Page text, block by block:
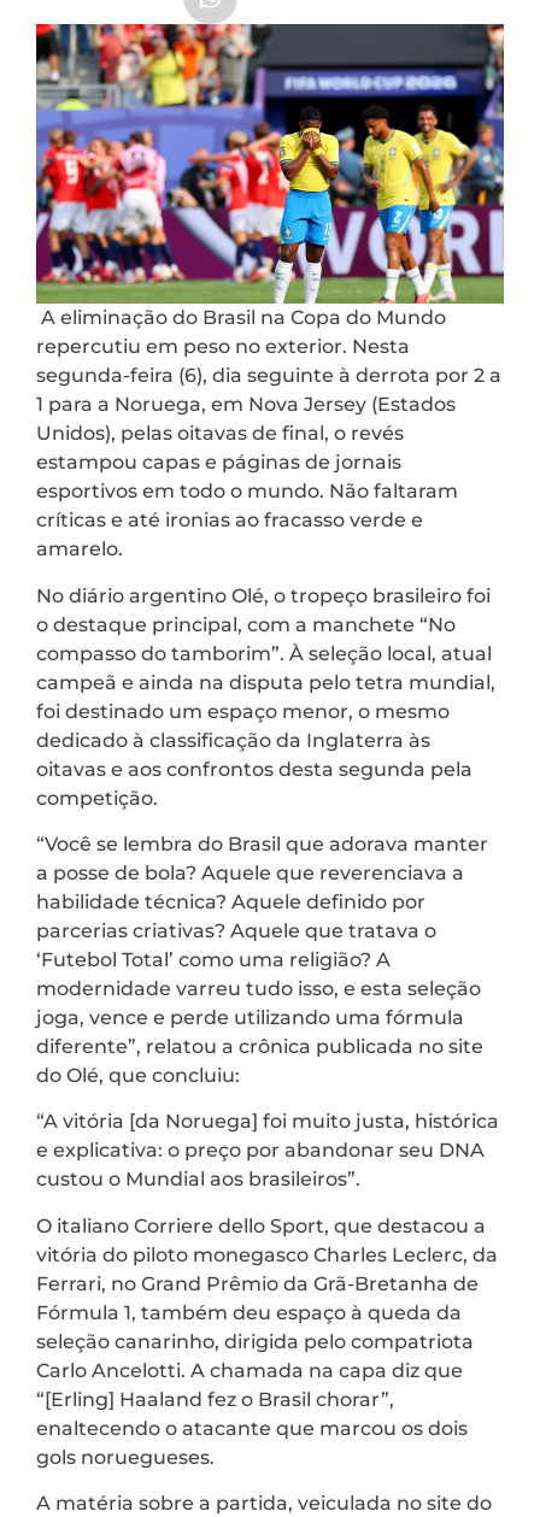
A eliminação do Brasil na Copa do Mundo
repercutiu em peso no exterior. Nesta
segunda-feira (6), dia seguinte à derrota por 2 a
1 para a Noruega, em Nova Jersey (Estados
Unidos), pelas oitavas de final, o revés
estampou capas e páginas de jornais
esportivos em todo o mundo. Não faltaram
críticas e até ironias ao fracasso verde e
amarelo.
No diário argentino Olé, o tropeço brasileiro foi
o destaque principal, com a manchete “No
compasso do tamborim”. À seleção local, atual
campeã e ainda na disputa pelo tetra mundial,
foi destinado um espaço menor, o mesmo
dedicado à classificação da Inglaterra às
oitavas e aos confrontos desta segunda pela
competição.
“Você se lembra do Brasil que adorava manter
a posse de bola? Aquele que reverenciava a
habilidade técnica? Aquele definido por
parcerias criativas? Aquele que tratava o
‘Futebol Total’ como uma religião? A
modernidade varreu tudo isso, e esta seleção
joga, vence e perde utilizando uma fórmula
diferente”, relatou a crônica publicada no site
do Olé, que concluiu:
“A vitória [da Noruega] foi muito justa, histórica
e explicativa: o preço por abandonar seu DNA
custou o Mundial aos brasileiros”.
O italiano Corriere dello Sport, que destacou a
vitória do piloto monegasco Charles Leclerc, da
Ferrari, no Grand Prêmio da Grã-Bretanha de
Fórmula 1, também deu espaço à queda da
seleção canarinho, dirigida pelo compatriota
Carlo Ancelotti. A chamada na capa diz que
“[Erling] Haaland fez o Brasil chorar”,
enaltecendo o atacante que marcou os dois
gols noruegueses.
A matéria sobre a partida, veiculada no site do